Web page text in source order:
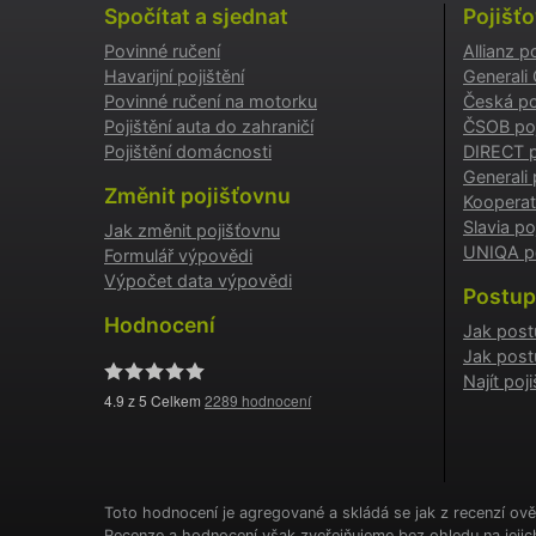
Spočítat a sjednat
Povinné ručení
Havarijní pojištění
Povinné ručení na motorku
Pojištění auta do zahraničí
Pojištění domácnosti
Změnit pojišťovnu
Jak změnit pojišťovnu
Formulář výpovědi
Výpočet data výpovědi
Hodnocení
4.9 z 5 Celkem 2289 hodnocení
Allianz
Generali
Česká
ČSOB
DIRECT
Generali
Slavia
UNIQA
Jak
Jak
Najít
Toto hodnocení je agregované a skládá se jak z recenzí
testing